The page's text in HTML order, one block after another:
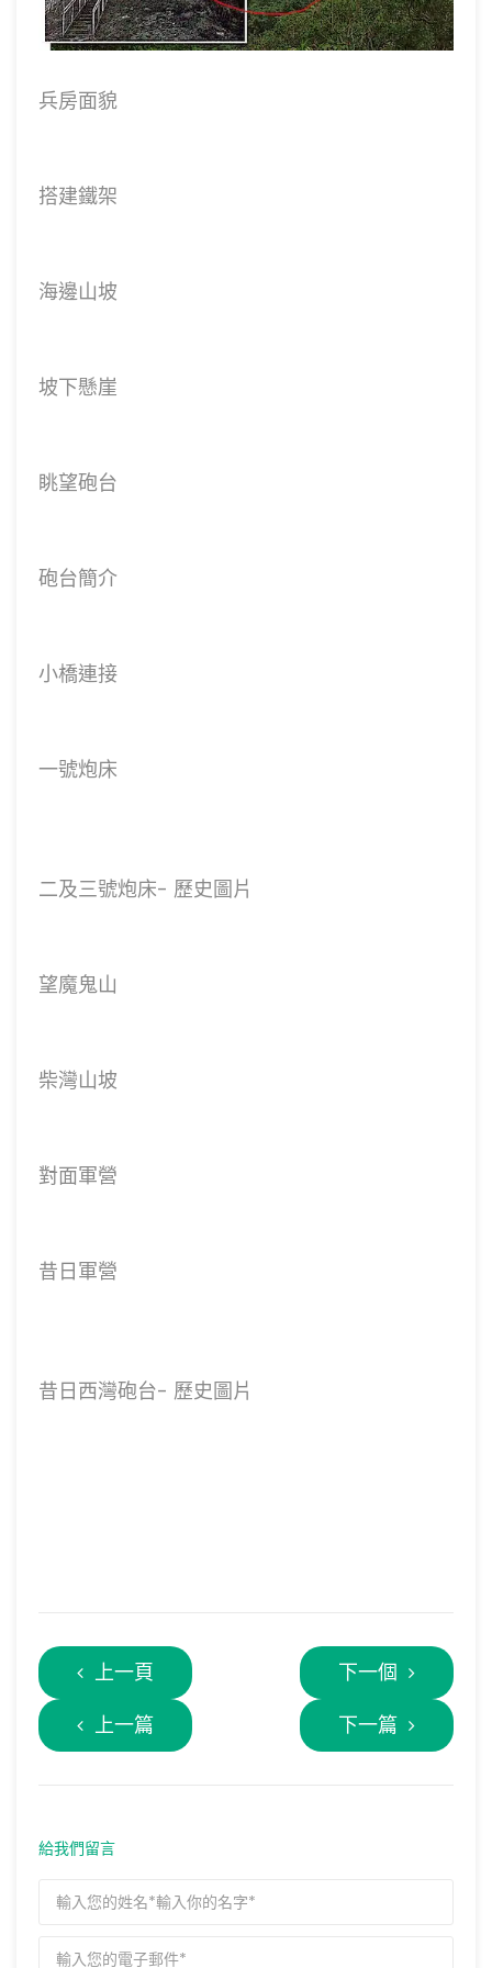
兵房面貌
搭建鐵架
海邊山坡
坡下懸崖
眺望砲台
砲台簡介
小橋連接
一號炮床
二及三號炮床- 歷史圖片
望魔鬼山
柴灣山坡
對面軍營
昔日軍營
昔日西灣砲台- 歷史圖片
上一頁
上一篇
下一個
下一篇
給我們留言